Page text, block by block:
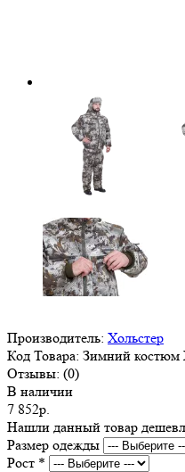
Производитель: Хольстер
Код Товара: Зимний костюм
Отзывы: (0)
В наличии
7 852р.
Нашли данный товар
Размер одежды
Рост *